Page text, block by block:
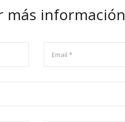
más información